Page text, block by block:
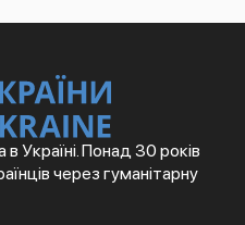
Україні. Понад 30 років
через гуманітарну